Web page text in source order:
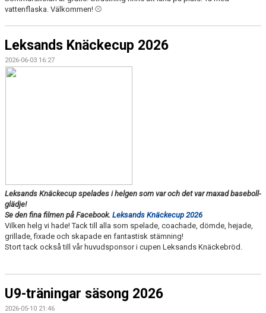
vattenflaska. Välkommen! ⚾️
Leksands Knäckecup 2026
2026-06-03 16:27
Leksands Knäckecup spelades i helgen som var och det var maxad baseboll-
glädje!
Se den fina filmen på Facebook. Leksands Knäckecup 2026
Vilken helg vi hade! Tack till alla som spelade, coachade, dömde, hejade,
grillade, fixade och skapade en fantastisk stämning!
Stort tack också till vår huvudsponsor i cupen Leksands Knäckebröd.
U9-träningar säsong 2026
2026-05-10 21:46